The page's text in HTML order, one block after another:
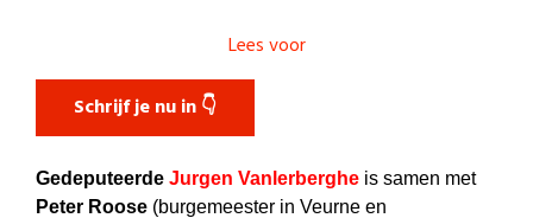
Lees voor
Schrijf je nu in 👇
GedeputeerdeJurgen Vanlerberghe is samen met
Peter Roose (burgemeester in Veurne en